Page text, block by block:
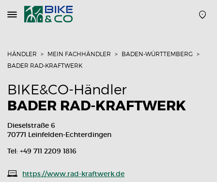
Navigation
öffnen
HÄNDLER MEIN FACHHÄNDLER
BADEN-WÜRTTEMBERG
BADER RAD-KRAFTWERK
BIKE&CO-Händler
BADER RAD-KRAFTWERK
Dieselstraße 6
70771 Leinfelden-Echterdingen
Tel: +49 711 2209 1816
https://www.rad-kraftwerk.de